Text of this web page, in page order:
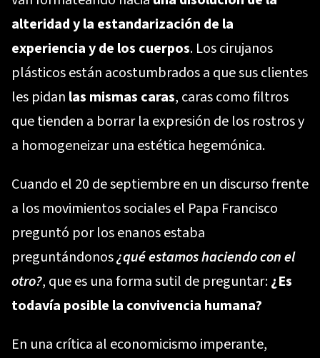
alteridad y la estandarización de la
experiencia y de los cuerpos. Los cirujanos
plásticos están acostumbrados a que sus clientes
les pidan las mismas caras, caras como filtros
que tienden a borrar la expresión de los rostros y
a homogeneizar una estética hegemónica.
Cuando el 20 de septiembre en un discursofrente
a los movimientos sociales el Papa Francisco
preguntó por los enanos estaba
preguntándonos¿qué estamos haciendo con el
otro?, que es una forma sutil de preguntar:¿Es
todavía posible la convivencia humana?
En una crítica al economicismo imperante,